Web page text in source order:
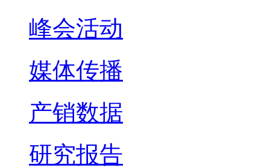
峰会活动
媒体传播
产销数据
研究报告